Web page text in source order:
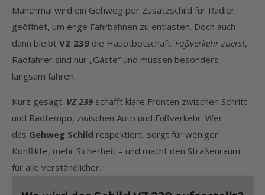
Manchmal wird ein Gehweg per Zusatzschild für Radler
geöffnet, um enge Fahrbahnen zu entlasten. Doch auch
dann bleibt VZ 239 die Hauptbotschaft: Fußverkehr zuerst,
Radfahrer sind nur „Gäste“ und müssen besonders
langsam fahren.
Kurz gesagt: VZ 239 schafft klare Fronten zwischen Schritt-
und Radtempo, zwischen Auto und Fußverkehr. Wer
das Gehweg Schild respektiert, sorgt für weniger
Konflikte, mehr Sicherheit – und macht den Straßenraum
für alle verständlicher.